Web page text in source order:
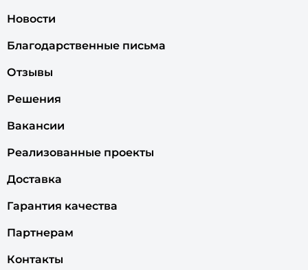
Новости
Благодарственные письма
Отзывы
Решения
Вакансии
Реализованные проекты
Доставка
Гарантия качества
Партнерам
Контакты